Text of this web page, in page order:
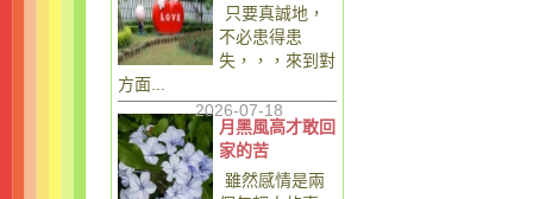
只要真誠地，
不必患得患
失，，，來到對
方面...
2026-07-18
月黑風高才敢回
家的苦
雖然感情是兩